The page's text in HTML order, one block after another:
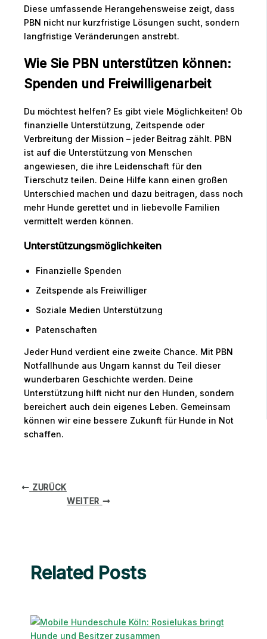
Diese umfassende Herangehensweise zeigt, dass
PBN nicht nur kurzfristige Lösungen sucht, sondern
langfristige Veränderungen anstrebt.
Wie Sie PBN unterstützen können:
Spenden und Freiwilligenarbeit
Du möchtest helfen? Es gibt viele Möglichkeiten! Ob
finanzielle Unterstützung, Zeitspende oder
Verbreitung der Mission – jeder Beitrag zählt. PBN
ist auf die Unterstützung von Menschen
angewiesen, die ihre Leidenschaft für den
Tierschutz teilen. Deine Hilfe kann einen großen
Unterschied machen und dazu beitragen, dass noch
mehr Hunde gerettet und in liebevolle Familien
vermittelt werden können.
Unterstützungsmöglichkeiten
Finanzielle Spenden
Zeitspende als Freiwilliger
Soziale Medien Unterstützung
Patenschaften
Jeder Hund verdient eine zweite Chance. Mit PBN
Notfallhunde aus Ungarn kannst du Teil dieser
wunderbaren Geschichte werden. Deine
Unterstützung hilft nicht nur den Hunden, sondern
bereichert auch dein eigenes Leben. Gemeinsam
können wir eine bessere Zukunft für Hunde in Not
schaffen.
ZURÜCK
WEITER
Related Posts